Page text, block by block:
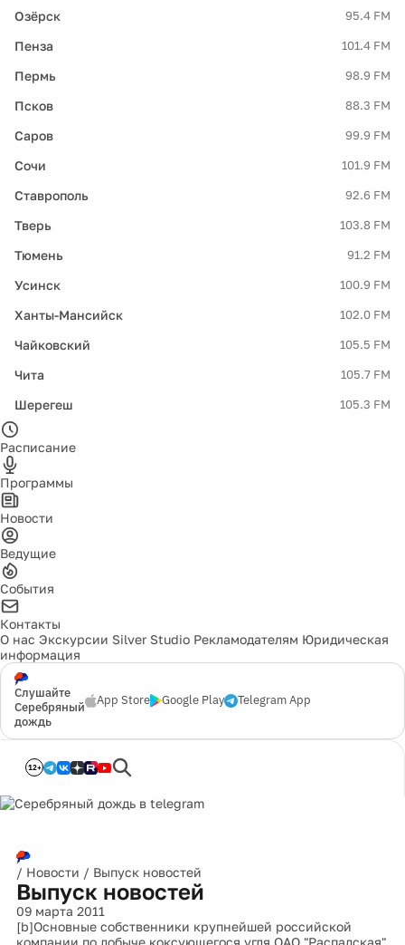
Озёрск 95.4 FM
Пенза 101.4 FM
Пермь 98.9 FM
Псков 88.3 FM
Саров 99.9 FM
Сочи 101.9 FM
Ставрополь 92.6 FM
Тверь 103.8 FM
Тюмень 91.2 FM
Усинск 100.9 FM
Ханты-Мансийск 102.0 FM
Чайковский 105.5 FM
Чита 105.7 FM
Шерегеш 105.3 FM
Расписание
Программы
Новости
Ведущие
События
Контакты
О нас Экскурсии Silver Studio Рекламодателям Юридическая
информация
Слушайте
Серебряный
дождь
App Store Google Play Telegram App
12+
/ Новости / Выпуск новостей
Выпуск новостей
09 марта 2011
[b]Основные собственники крупнейшей российской